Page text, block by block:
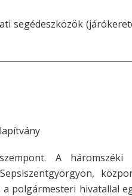
segédeszközök
A háromszéki
polgármesteri hivatallal